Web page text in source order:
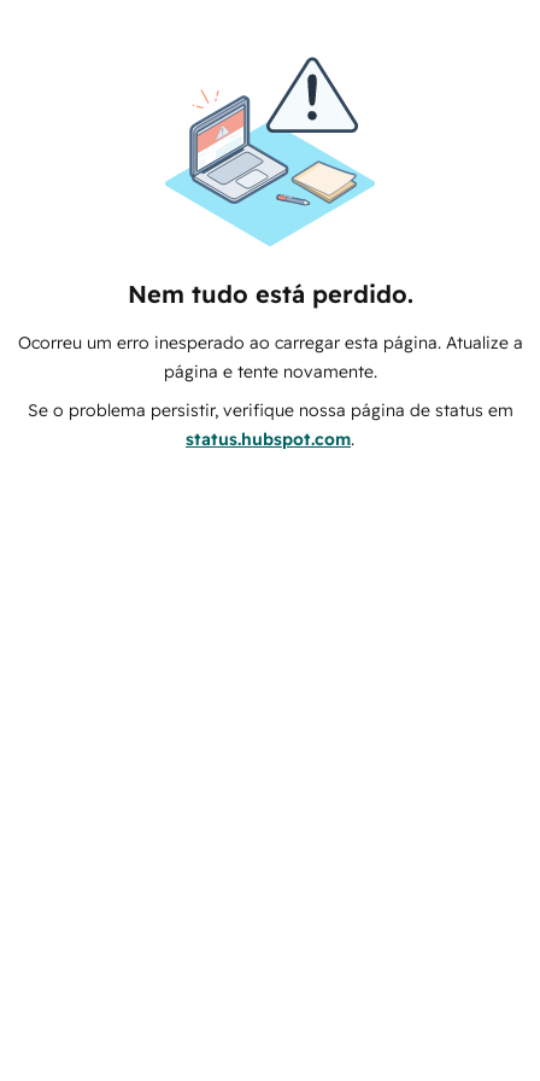
Nem tudo está perdido.
Ocorreu um erro inesperado ao carregar esta página. Atualize a
página e tente novamente.
Se o problema persistir, verifique nossa página de status em
status.hubspot.com.